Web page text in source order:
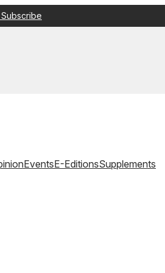
EventsE-EditionsSupplements